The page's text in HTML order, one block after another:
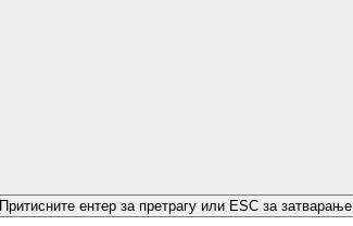
Притисните ентер за претрагу или ESC за затварање